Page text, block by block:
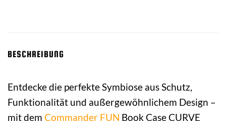
BESCHREIBUNG
Entdecke die perfekte Symbiose aus Schutz,
Funktionalität und außergewöhnlichem Design –
mit dem Commander FUN Book Case CURVE